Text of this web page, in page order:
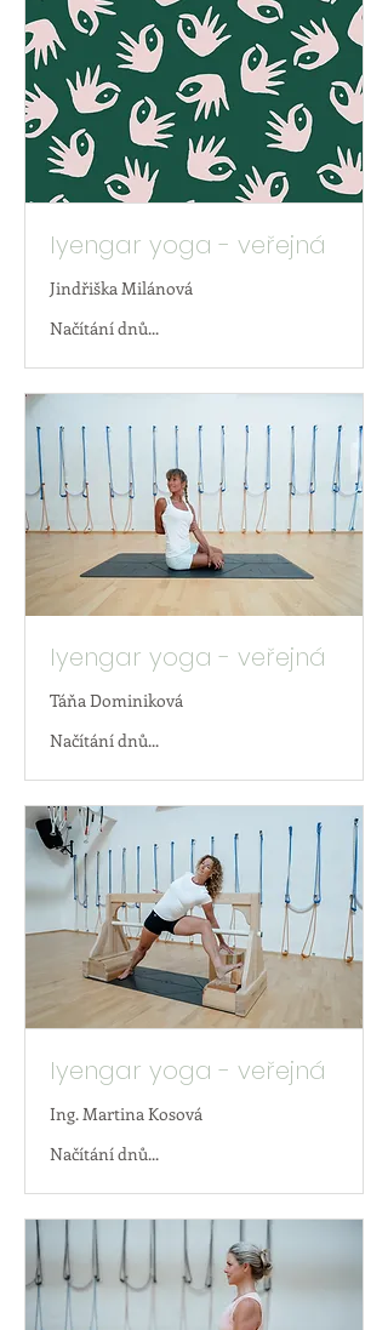
Iyengar yoga - veřejná
Jindřiška Milánová
Načítání dnů...
Iyengar yoga - veřejná
Táňa Dominiková
Načítání dnů...
Iyengar yoga - veřejná
Ing. Martina Kosová
Načítání dnů...